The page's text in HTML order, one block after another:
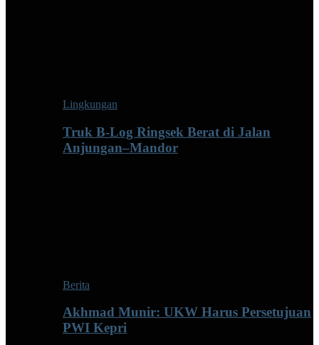
Lingkungan
Truk B-Log Ringsek Berat di Jalan
Anjungan–Mandor
Berita
Akhmad Munir: UKW Harus Persetujuan
PWI Kepri